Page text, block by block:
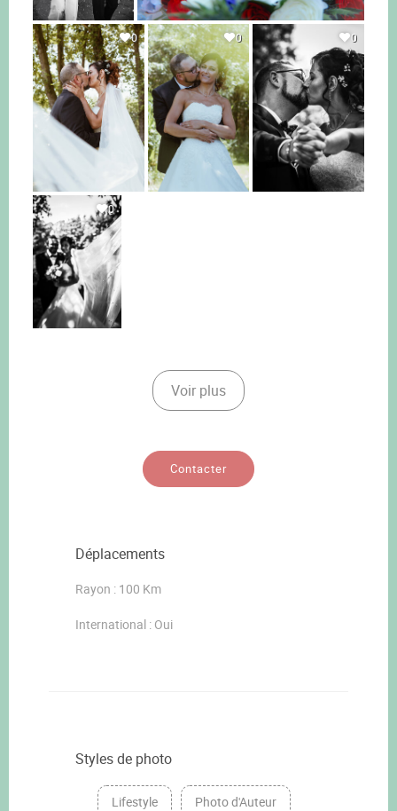
0 0 0
0
Voir plus
Contacter
Déplacements
Rayon : 100 Km
International : Oui
Styles de photo
Lifestyle Photo d'Auteur